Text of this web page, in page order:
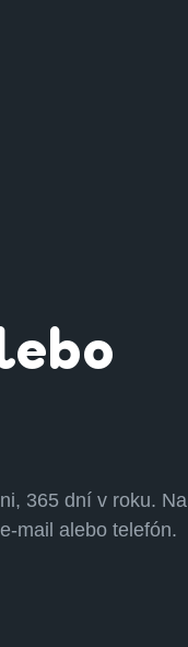
365 dní v roku. Na
mail alebo telefón.